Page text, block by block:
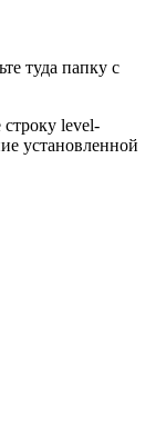
туда папку с
level-
установленной